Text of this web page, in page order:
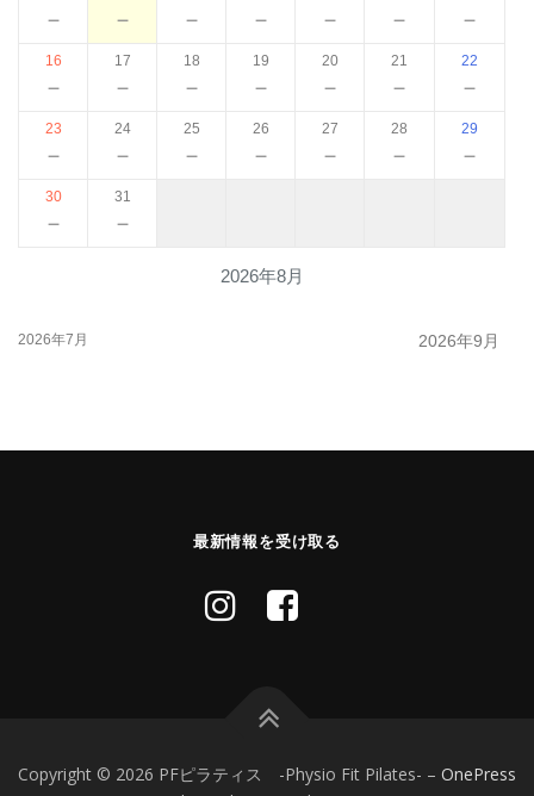
2026年8月
－ － － － － － －
16
－
17
－
18
－
19
－
20
－
21
－
22
－
23
－
24
－
25
－
26
－
27
－
28
－
29
－
30
－
31
－
2026年7月 2026年9月
最新情報を受け取る
Copyright © 2026 PFピラティス -Physio Fit Pilates- – OnePress